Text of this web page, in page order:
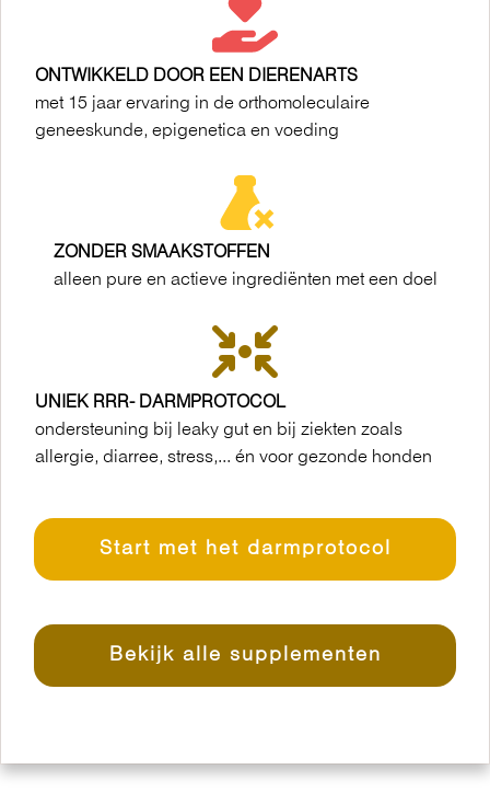
ONTWIKKELD DOOR EEN DIERENARTS
met 15 jaar ervaring in de orthomoleculaire
geneeskunde, epigenetica en voeding
ZONDER SMAAKSTOFFEN
alleen pure en actieve ingrediënten met een doel
UNIEK RRR- DARMPROTOCOL
ondersteuning bij leaky gut en bij ziekten zoals
allergie, diarree, stress,... én voor gezonde honden
Start met het darmprotocol
Bekijk alle supplementen